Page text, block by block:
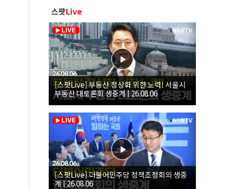
스팟Live
[스팟Live] 부동산 정상화 위한 노력! 서울시
부동산 대토론회 생중계 | 26.08.06
[스팟Live] 더불어민주당 정책조정회의 생중
계 | 26.08.06